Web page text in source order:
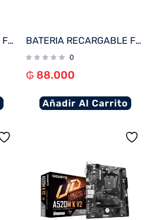
BATERIA RECARGABLE FTX 12V 9A SS9-12 BATERIA RECARGABLE FTX 12V 7A SS7-12
0
₲ 88.000
Añadir Al Carrito